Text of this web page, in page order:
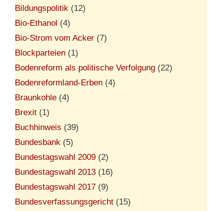
Bildungspolitik (12)
Bio-Ethanol (4)
Bio-Strom vom Acker (7)
Blockparteien (1)
Bodenreform als politische Verfolgung (22)
Bodenreformland-Erben (4)
Braunkohle (4)
Brexit (1)
Buchhinweis (39)
Bundesbank (5)
Bundestagswahl 2009 (2)
Bundestagswahl 2013 (16)
Bundestagswahl 2017 (9)
Bundesverfassungsgericht (15)